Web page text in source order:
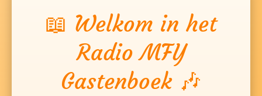
📖 Welkom in het
Radio MFY
Gastenboek 🎶